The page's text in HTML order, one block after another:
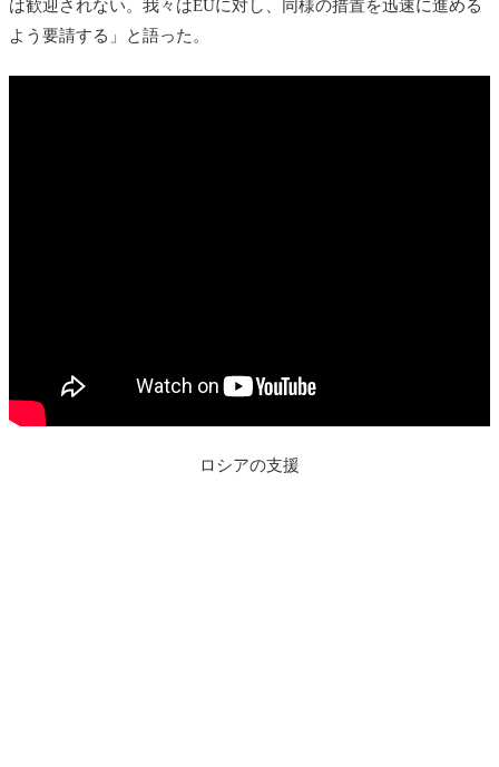
は歓迎されない。我々はEUに対し、同様の措置を迅速に進める
よう要請する」と語った。
ロシアの支援